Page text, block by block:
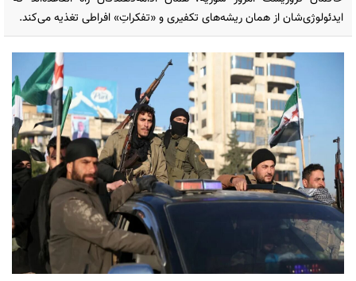
ایدئولوژی‌شان از همان ریشه‌های تکفیری و «تفکراتِ» افراطی تغذیه می‌کند.